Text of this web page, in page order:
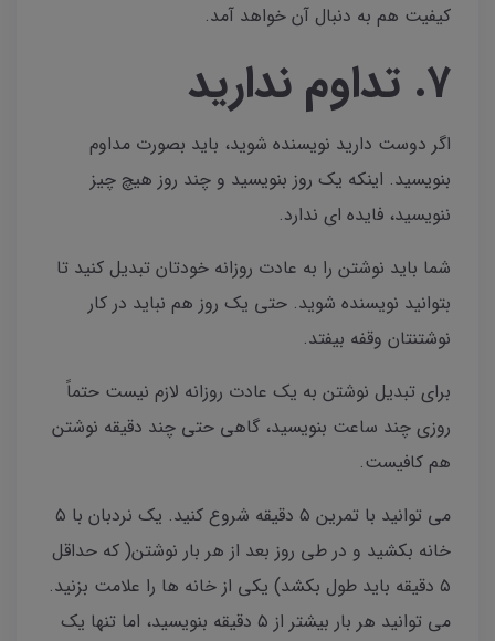
کیفیت هم به دنبال آن خواهد آمد.
۷. تداوم ندارید
اگر دوست دارید نویسنده شوید، باید بصورت مداوم
بنویسید. اینکه یک روز بنویسید و چند روز هیچ چیز
ننویسید، فایده ای ندارد.
شما باید نوشتن را به عادت روزانه خودتان تبدیل کنید تا
بتوانید نویسنده شوید. حتی یک روز هم نباید در کار
نوشتنتان وقفه بیفتد‌.
برای تبدیل نوشتن به یک عادت روزانه لازم نیست حتماً
روزی چند ساعت بنویسید‌‌، گاهی حتی چند دقیقه نوشتن
هم کافیست.
می توانید با تمرین ۵ دقیقه شروع کنید. یک نردبان با ۵
خانه بکشید و در طی روز بعد از هر بار نوشتن( که حداقل
۵ دقیقه باید طول بکشد) یکی از خانه ها را علامت بزنید.
می توانید هر بار بیشتر از ۵ دقیقه بنویسید، اما تنها یک